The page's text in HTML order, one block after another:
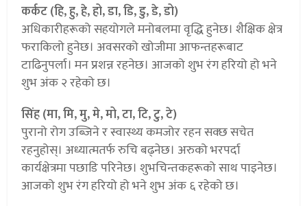
कर्कट (हि, हु, हे, हो, डा, डि, डु, डे, डो)
अधिकारीहरूको सहयोगले मनोबलमा वृद्धि हुनेछ। शैक्षिक क्षेत्र
फराकिलो हुनेछ। अवसरको खोजीमा आफन्तहरूबाट
टाढिनुपर्ला। मन प्रशन्न रहनेछ। आजको शुभ रंग हरियो हो भने
शुभ अंक २ रहेको छ।
सिंह (मा, मि, मु, मे, मो, टा, टि, टु, टे)
पुरानो रोग उब्जिने र स्वास्थ्य कमजोर रहन सक्छ सचेत
रहनुहोस्। अध्यात्मतर्फ रुचि बढ्नेछ। अरुको भरपर्दा
कार्यक्षेत्रमा पछाडि परिनेछ। शुभचिन्तकहरूको साथ पाइनेछ।
आजको शुभ रंग हरियो हो भने शुभ अंक ६ रहेको छ।